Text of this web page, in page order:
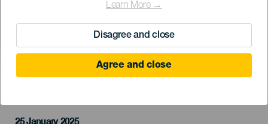
Learn More →
Disagree and close
Agree and close
25 January 2025